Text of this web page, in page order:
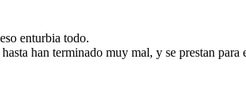
enturbia todo.
han terminado muy mal, y se prestan